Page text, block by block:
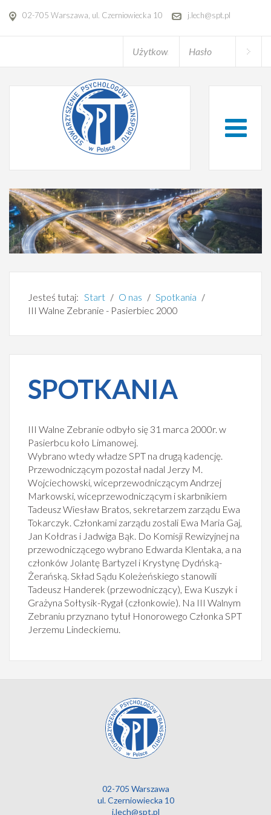
02-705 Warszawa, ul. Czerniowiecka 10 j.lech@spt.pl
Jesteś tutaj: Start O nas
Spotkania
III Walne Zebranie - Pasierbiec 2000
SPOTKANIA
III Walne Zebranie odbyło się 31 marca 2000r. w
Pasierbcu koło Limanowej.
Wybrano wtedy władze SPT na drugą kadencję.
Przewodniczącym pozostał nadal Jerzy M.
Wojciechowski, wiceprzewodniczącym Andrzej
Markowski, wiceprzewodniczącym i skarbnikiem
Tadeusz Wiesław Bratos, sekretarzem zarządu Ewa
Tokarczyk. Członkami zarządu zostali Ewa Maria Gaj,
Jan Kołdras i Jadwiga Bąk. Do Komisji Rewizyjnej na
przewodniczącego wybrano Edwarda Klentaka, a na
członków Jolantę Bartyzel i Krystynę Dydńską-
Żerańską. Skład Sądu Koleżeńskiego stanowili
Tadeusz Handerek (przewodniczący), Ewa Kuszyk i
Grażyna Sołtysik-Rygał (członkowie). Na III Walnym
Zebraniu przyznano tytuł Honorowego Członka SPT
Jerzemu Lindeckiemu.
02-705 Warszawa
ul. Czerniowiecka 10
j.lech@spt.pl